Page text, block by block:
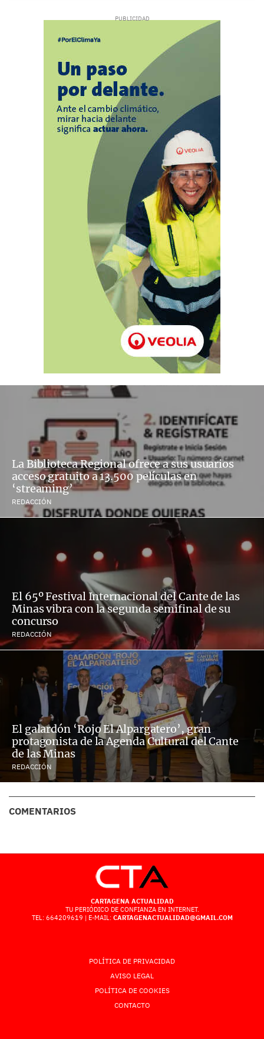
La Biblioteca Regional ofrece a sus usuarios
acceso gratuito a 13.500 películas en
‘streaming’
REDACCIÓN
El 65º Festival Internacional del Cante de las
Minas vibra con la segunda semifinal de su
concurso
REDACCIÓN
El galardón ‘Rojo El Alpargatero’, gran
protagonista de la Agenda Cultural del Cante
de las Minas
REDACCIÓN
COMENTARIOS
CARTAGENA ACTUALIDAD
TU PERIÓDICO DE CONFIANZA EN INTERNET.
TEL: 664209619 | E-MAIL: CARTAGENACTUALIDAD@GMAIL.COM
POLÍTICA DE PRIVACIDAD
AVISO LEGAL
POLÍTICA DE COOKIES
CONTACTO